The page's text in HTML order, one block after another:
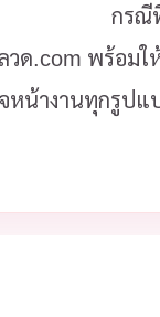
กรณี
วด.com พร้อม
หน้างานทุกรูป